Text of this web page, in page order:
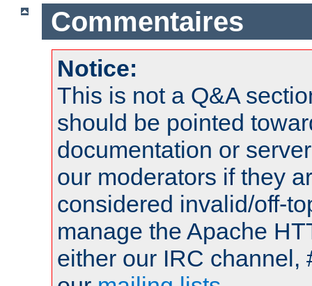
Commentaires
Notice:
This is not a Q&A
should be pointed
documentation or
our moderators if they
considered invalid/off-
manage the Apache
either our IRC channel,